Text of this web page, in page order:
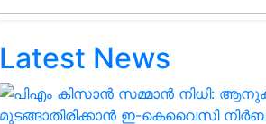
Latest News